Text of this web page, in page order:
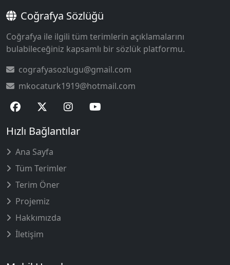
Coğrafya Sözlüğü
Coğrafya ile ilgili tüm terimlerin açıklamalarını
bulabileceğiniz kapsamlı bir sözlük platformu.
cografyasozlugu@gmail.com
mkocaturk1919@hotmail.com
Hızlı Bağlantılar
Ana Sayfa
Tüm Terimler
Terim Öner
Projemiz
Hakkımızda
İletişim